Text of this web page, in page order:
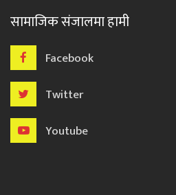
सामाजिक संजालमा हामी
Facebook
Twitter
Youtube